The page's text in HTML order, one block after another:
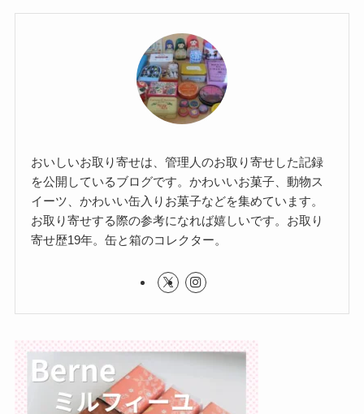
おいしいお取り寄せは、管理人のお取り寄せした記録
を公開しているブログです。かわいいお菓子、動物ス
イーツ、かわいい缶入りお菓子などを集めています。
お取り寄せする際の参考になれば嬉しいです。お取り
寄せ歴19年。缶と箱のコレクター。